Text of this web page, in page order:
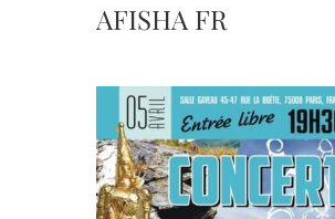
AFISHA FR